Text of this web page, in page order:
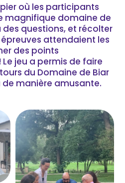
où les participants
magnifique domaine de
des questions, et récolter
épreuves attendaient les
des points
jeu a permis de faire
du Domaine de Biar
de manière amusante.